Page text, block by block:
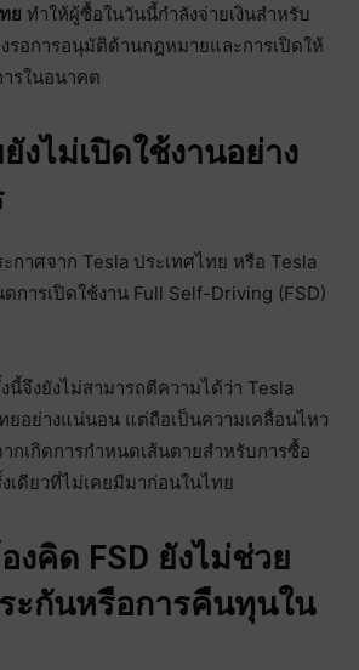
ย ทำให้ผู้ซื้อในวันนี้กำลังจ่ายเงินสำหรับ
รอการอนุมัติด้านกฎหมายและการเปิดให้
ารในอนาคต
งไม่เปิดใช้งานอย่าง
กาศจาก Tesla ประเทศไทย หรือ Tesla
การเปิดใช้งาน Full Self-Driving (FSD)
นี้จึงยังไม่สามารถตีความได้ว่า Tesla
ยอย่างแน่นอน แต่ถือเป็นความเคลื่อนไหว
กเกิดการกำหนดเส้นตายสำหรับการซื้อ
เดียวที่ไม่เคยมีมาก่อนในไทย
งคิด FSD ยังไม่ช่วย
ะกันหรือการคืนทุนใน